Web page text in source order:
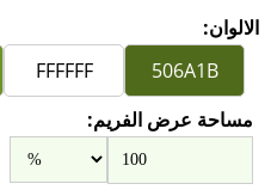
الالوان:
مساحة عرض الفريم: